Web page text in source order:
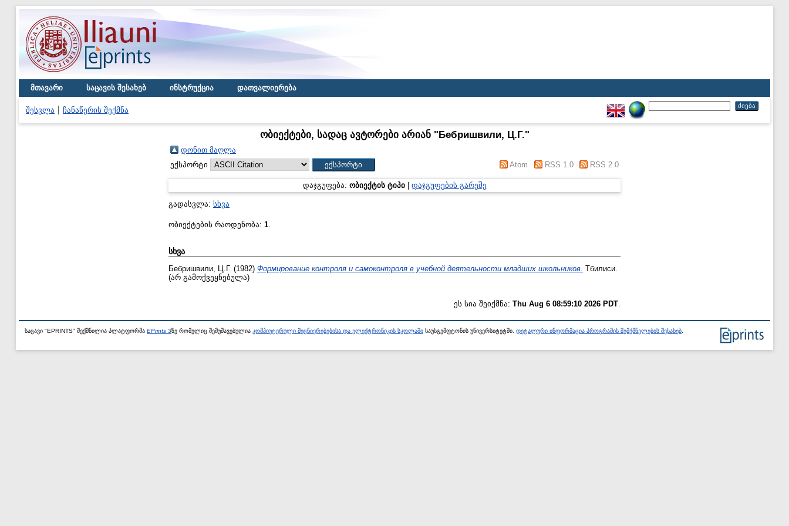
მთავარი საცავის შესახებ ინსტრუქცია დათვალიერება
შესვლა ჩანაწერის შექმნა
ობიექტები, სადაც ავტორები არიან "Бебришвили, Ц.Г."
დონით მაღლა
ექსპორტი
Atom RSS 1.0 RSS 2.0
დაჯგუფება: ობიექტის ტიპი| დაჯგუფების გარეშე
გადასვლა: სხვა
ობიექტების რაოდენობა: 1.
სხვა
Бебришвили, Ц.Г. (1982) Формирование контроля и самоконтроля в учебной деятельности младших школьников. Тбилиси.
(არ გამოქვეყნებულა)
ეს სია შეიქმნა: Thu Aug 6 08:59:10 2026 PDT
საცავი "EPRINTS" შექმნილია პლატფორმა EPrints 3ზე რომელიც შემუშავებულია კომპიუტერული მეცნიერებებისა და ელექტრონიკის სკოლაში საუსგემფტონის უნივერსიტეტში. დეტალური ინფორმაცია პროგრამის შემქმნელების შესახებ